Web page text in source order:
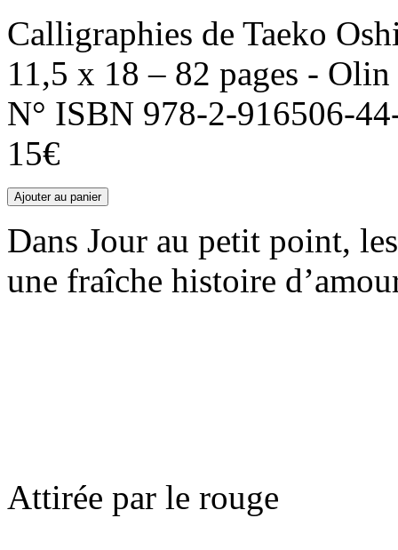
Calligraphies de Taeko
11,5 x 18 – 82 pages -
N° ISBN 978-2-916506-
15€
Dans Jour au petit point,
une fraîche histoire
Attirée par le rouge